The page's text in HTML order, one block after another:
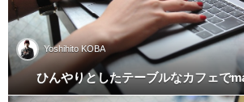
Yoshihito KOBA
ひんやりとしたテーブルなカフェで